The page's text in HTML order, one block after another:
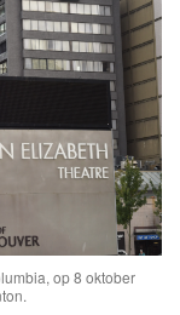
op 8 oktober